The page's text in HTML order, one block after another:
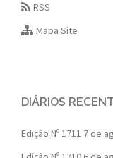
RSS
Mapa Site
DIÁRIOS
Edição Nº 1711 7 de